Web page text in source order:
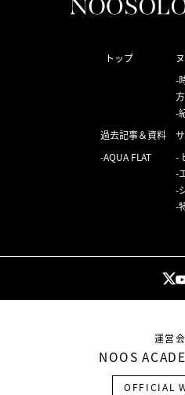
トップ
過去記事＆資料
AQUA FLAT
運営
NOOS
OFFICIAL